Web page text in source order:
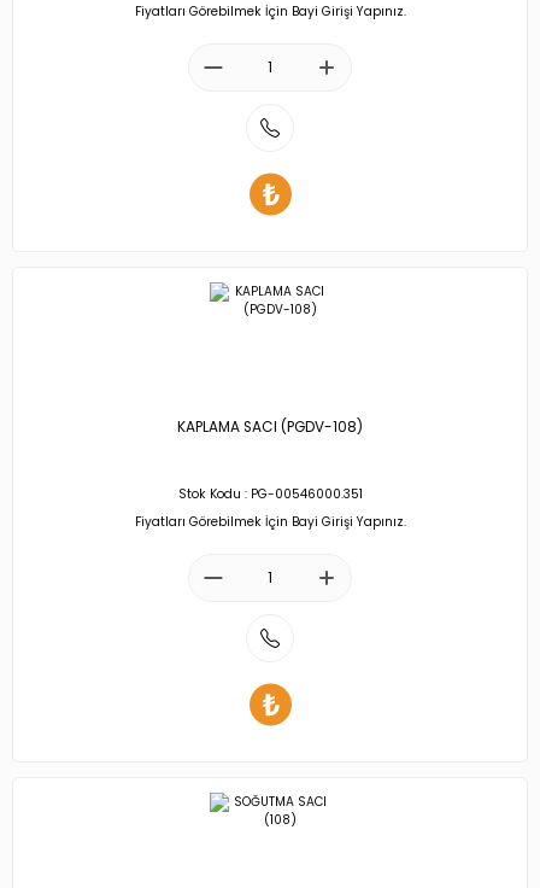
Fiyatları Görebilmek İçin Bayi Girişi Yapınız.
KAPLAMA SACI (PGDV-108)
Stok Kodu : PG-00546000.351
Fiyatları Görebilmek İçin Bayi Girişi Yapınız.